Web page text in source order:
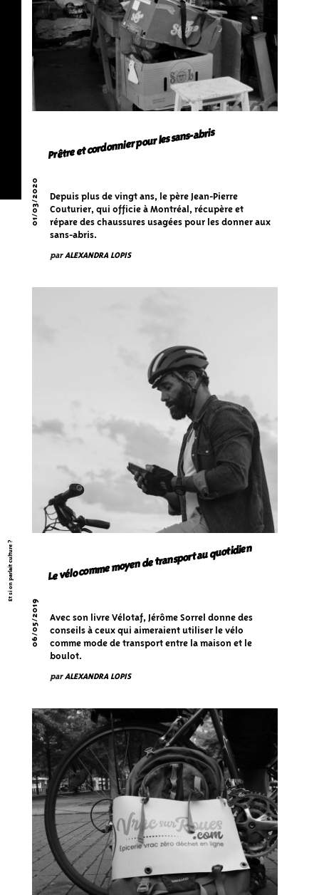
Et si on parlait culture ?
Prêtre et cordonnier pour les sans-abris
01/03/2020
Depuis plus de vingt ans, le père Jean-Pierre
Couturier, qui officie à Montréal, récupère et
répare des chaussures usagées pour les donner aux
sans-abris.
parALEXANDRA LOPIS
Le vélo comme moyen de transport au quotidien
06/05/2019
Avec son livre Vélotaf, Jérôme Sorrel donne des
conseils à ceux qui aimeraient utiliser le vélo
comme mode de transport entre la maison et le
boulot.
parALEXANDRA LOPIS